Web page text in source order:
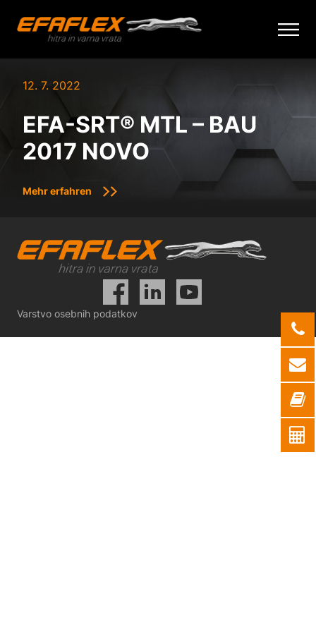
content
12. 7. 2022
EFA-SRT® MTL – BAU
2017 NOVO
Mehr erfahren
Varstvo osebnih podatkov